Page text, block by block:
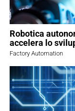
Robotica
accelera lo
Factory Automation